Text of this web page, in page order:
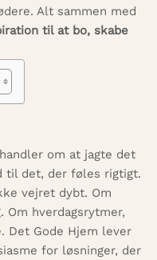
Alt sammen med
til at bo, skabe
om at jagte det
til det, der føles rigtigt.
vejret dybt. Om
hverdagsrytmer,
Det Gode Hjem lever
for løsninger, der